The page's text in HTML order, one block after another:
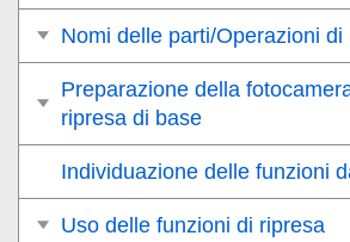
Nomi delle parti/Operazioni di
Preparazione della
ripresa di base
Individuazione delle funzioni
Uso delle funzioni di ripresa